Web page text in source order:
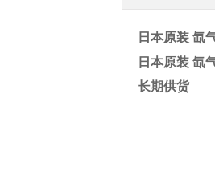
日本原装 氙
日本原装 氙
长期供货